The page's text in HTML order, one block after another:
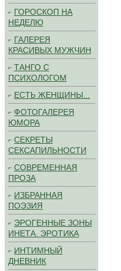
ГОРОСКОП НА
НЕДЕЛЮ
ГАЛЕРЕЯ
КРАСИВЫХ МУЖЧИН
ТАНГО С
ПСИХОЛОГОМ
ЕСТЬ ЖЕНЩИНЫ...
ФОТОГАЛЕРЕЯ
ЮМОРА
СЕКРЕТЫ
СЕКСАПИЛЬНОСТИ
СОВРЕМЕННАЯ
ПРОЗА
ИЗБРАННАЯ
ПОЭЗИЯ
ЭРОГЕННЫЕ ЗОНЫ
ИНЕТА. ЭРОТИКА
ИНТИМНЫЙ
ДНЕВНИК